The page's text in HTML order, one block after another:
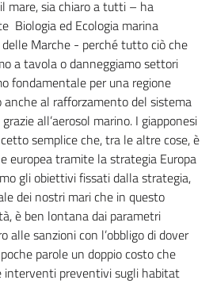
mare, sia chiaro a tutti – ha
Biologia ed Ecologia marina
Marche - perché tutto ciò che
a tavola o danneggiamo settori
fondamentale per una regione
anche al rafforzamento del sistema
all’aerosol marino. I giapponesi
semplice che, tra le altre cose, è
europea tramite la strategia Europa
gli obiettivi fissati dalla strategia,
dei nostri mari che in questo
è ben lontana dai parametri
alle sanzioni con l’obbligo di dover
parole un doppio costo che
interventi preventivi sugli habitat